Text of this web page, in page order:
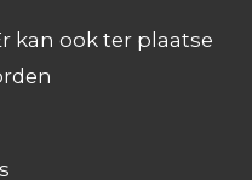
kan ook ter plaatse